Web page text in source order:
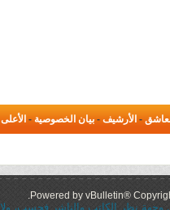
- الأرشيف - بيان الخصوصية - الأعلى
Powered by vBulletin®
نظر الكاتب والناشر فحسب، ولا